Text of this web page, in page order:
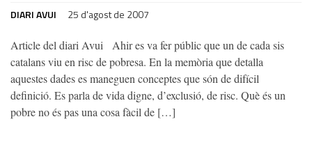
DIARI AVUI 25 d'agost de 2007
Article del diari Avui Ahir es va fer públic que un de cada sis
catalans viu en risc de pobresa. En la memòria que detalla
aquestes dades es maneguen conceptes que són de difícil
definició. Es parla de vida digne, d’exclusió, de risc. Què és un
pobre no és pas una cosa fàcil de […]